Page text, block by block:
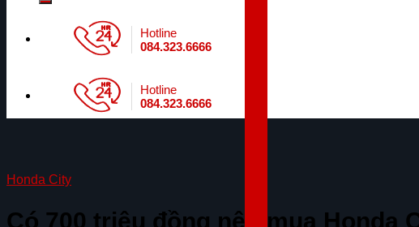
Hotline
084.323.6666
Hotline
084.323.6666
Honda City
Có 700 triệu đồng nên mua Honda